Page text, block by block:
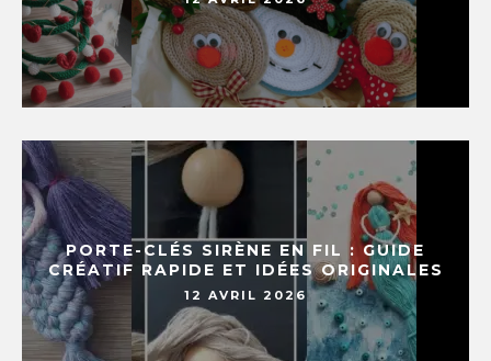
PORTE-CLÉS SIRÈNE EN FIL : GUIDE
CRÉATIF RAPIDE ET IDÉES ORIGINALES
12 AVRIL 2026